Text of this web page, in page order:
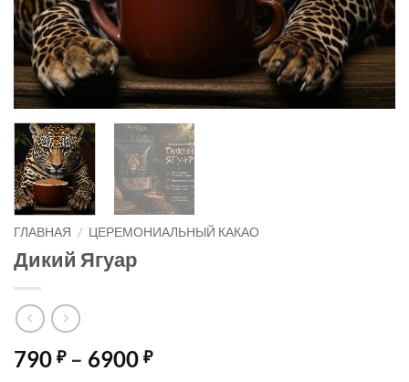
ГЛАВНАЯ / ЦЕРЕМОНИАЛЬНЫЙ КАКАО
Дикий Ягуар
790 ₽ – 6900 ₽Диапазон